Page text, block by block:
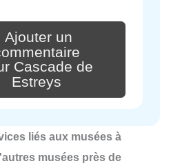
Ajouter un
Cascade de
Estreys
liés aux musées à
musées près de